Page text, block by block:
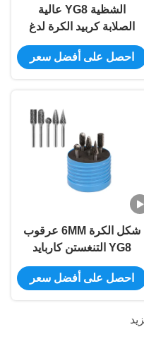
الشظية YG8 عالية
الصلابة كربيد الكرة لدغ
العروش كربيد الأزيز
كفاءة إنتاجية عالية
احصل على أفضل سعر
شكل الكرة 6MM عرقوب
YG8 التنغستن كاربايد
الملف الروتاري
احصل على أفضل سعر